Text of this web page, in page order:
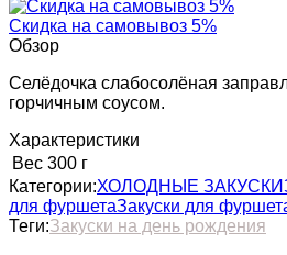
Скидка на самовывоз 5%
Обзор
Селёдочка слабосолёная
горчичным соусом.
Характеристики
Вес 300 г
Категории:ХОЛОДНЫЕ ЗАКУСКИ
для фуршетаЗакуски для
Теги:Закуски на день рождения